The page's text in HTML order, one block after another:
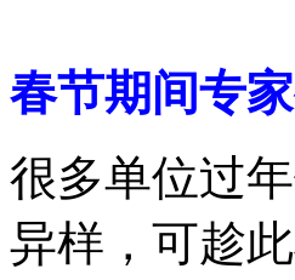
春节期间专
很多单位过
异样，可趁